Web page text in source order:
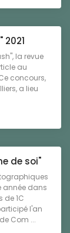
la revue
au
concours,
a lieu
de soi"
année dans
de 1C
l'an
Com ...